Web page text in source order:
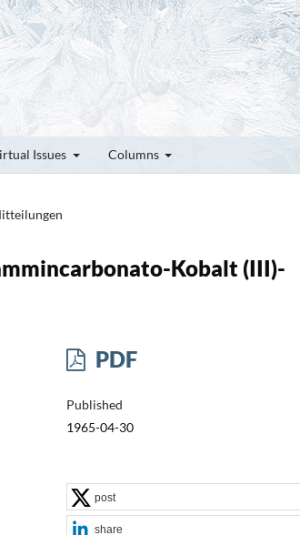
Issues Columns
Kobalt (III)-
PDF
Published
1965-04-30
post
share